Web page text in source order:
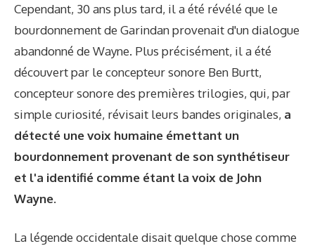
Cependant, 30 ans plus tard, il a été révélé que le
bourdonnement de Garindan provenait d'un dialogue
abandonné de Wayne. Plus précisément, il a été
découvert par le concepteur sonore Ben Burtt,
concepteur sonore des premières trilogies, qui, par
simple curiosité, révisait leurs bandes originales, a
détecté une voix humaine émettant un
bourdonnement provenant de son synthétiseur
et l'a identifié comme étant la voix de John
Wayne.
La légende occidentale disait quelque chose comme